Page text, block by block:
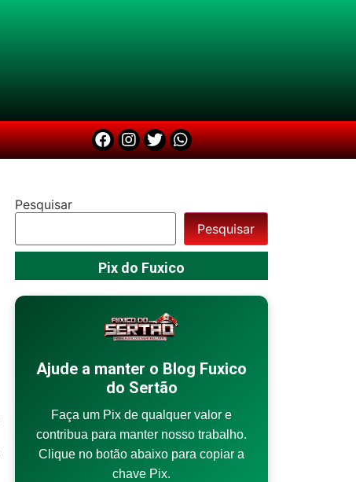
Pesquisar
Pesquisar
Pix do Fuxico
Ajude a manter o Blog Fuxico
do Sertão
Faça um Pix de qualquer valor e
contribua para manter nosso trabalho.
Clique no botão abaixo para copiar a
chave Pix.